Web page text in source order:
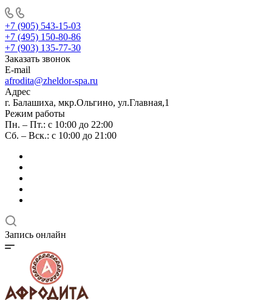
+7 (905) 543-15-03
+7 (495) 150-80-86
+7 (903) 135-77-30
Заказать звонок
E-mail
afrodita@zheldor-spa.ru
Адрес
г. Балашиха, мкр.Ольгино, ул.Главная,1
Режим работы
Пн. – Пт.: с 10:00 до 22:00
Сб. – Вск.: с 10:00 до 21:00
Запись онлайн